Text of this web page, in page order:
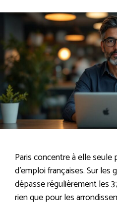
Paris concentre à elle
d’emploi françaises. Sur
dépasse régulièrement les
rien que pour les